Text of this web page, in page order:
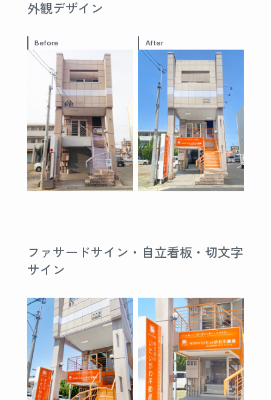
外観デザイン
Before After
ファサードサイン・自立看板・切文字
サイン